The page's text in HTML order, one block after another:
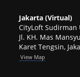
Jakarta (Virtual)
CityLoft Sudirman
Jl. KH. Mas
Karet Tengsin,
View Map